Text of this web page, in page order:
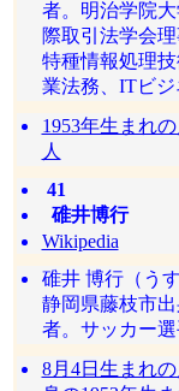
者。明治学院
際取引法学会
特種情報処理
業法務、ITビジ
1953年生まれの
人
41
碓井博行
Wikipedia
碓井 博行（う
静岡県藤枝市
者。サッカー
8月4日生まれの